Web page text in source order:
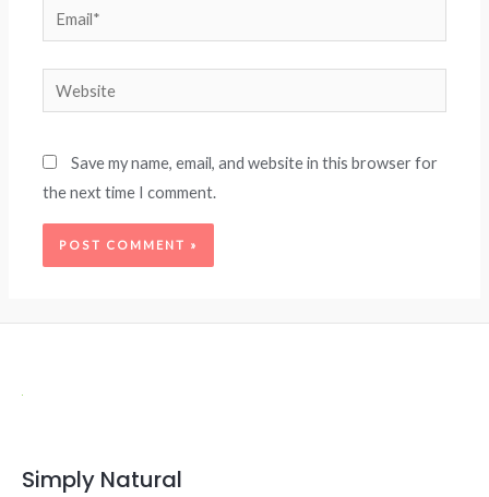
Email*
Website
Save my name, email, and website in this browser for
the next time I comment.
Simply Natural